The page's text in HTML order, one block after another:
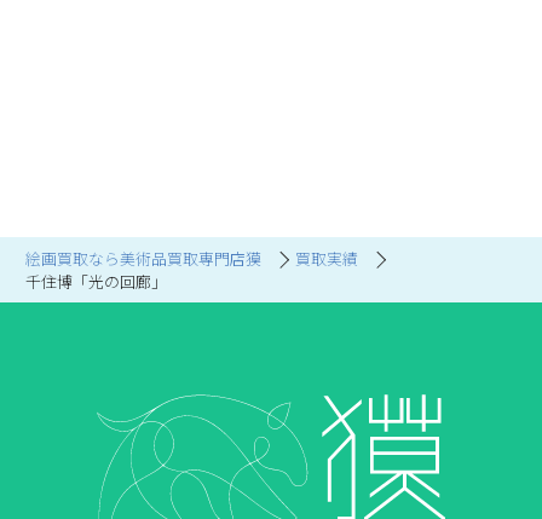
絵画買取なら美術品買取専門店獏
買取実績
千住博「光の回廊」